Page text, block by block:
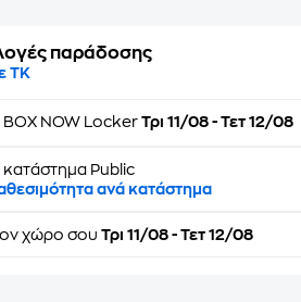
παράδοσης
ΤΚ
BOX NOW Locker Τρι 11/08 - Τετ 12/08
κατάστημα Public
ανά κατάστημα
χώρο σου Τρι 11/08 - Τετ 12/08